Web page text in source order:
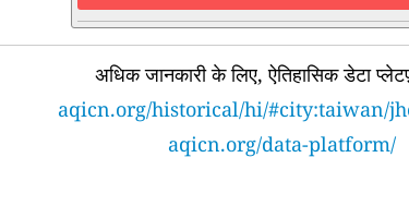
अधिक जानकारी के लिए, ऐतिहासिक डेटा
aqicn.org/historical/hi/#city:taiwan/
aqicn.org/data-platform/